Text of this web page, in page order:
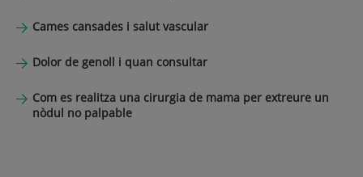
Cames cansades i salut vascular
Dolor de genoll i quan consultar
Com es realitza una cirurgia de mama per extreure un
nòdul no palpable